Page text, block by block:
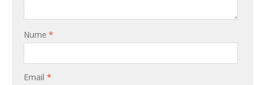
Nume *
Email *